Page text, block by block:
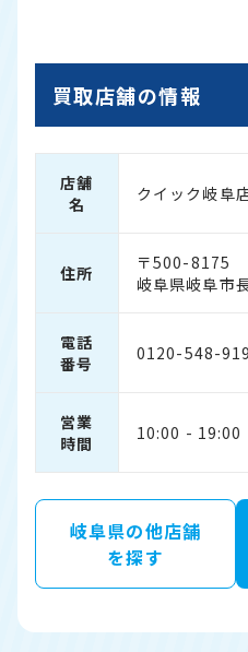
買取店舗の情報
店舗
名
クイック岐阜
住所
〒500-8175
岐阜県岐阜市
電話
番号
0120-548-919
営業
時間
10:00 - 19:00
岐阜県の他店舗
を探す